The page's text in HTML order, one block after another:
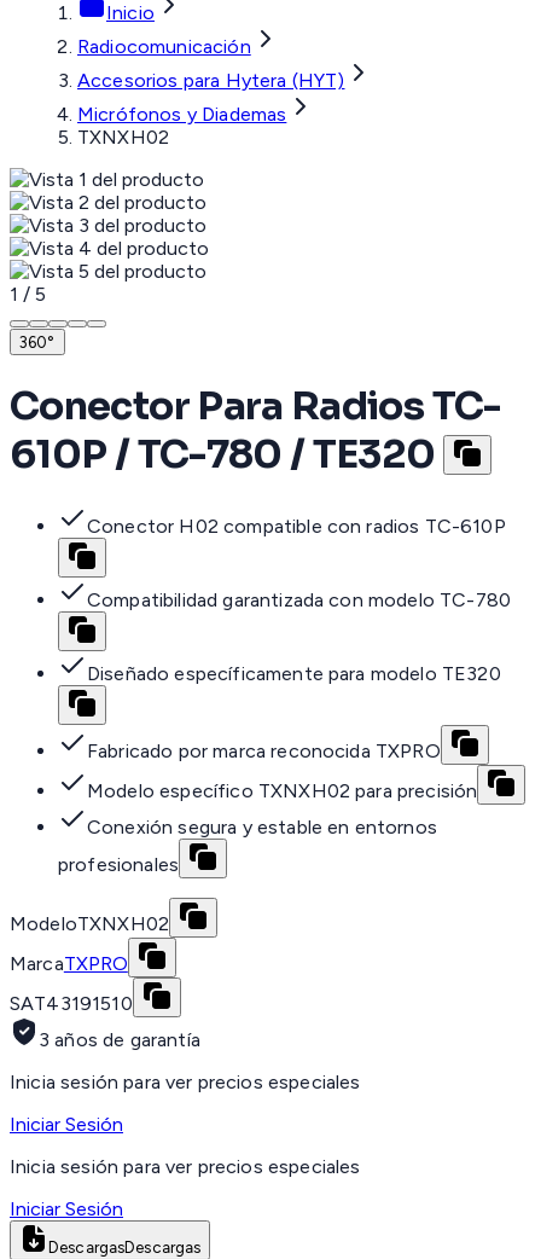
Inicio
Radiocomunicación
Accesorios para Hytera (HYT)
Micrófonos y Diademas
TXNXH02
1 / 5
360°
Conector Para Radios TC-
610P / TC-780 / TE320
Conector H02 compatible con radios TC-610P
Compatibilidad garantizada con modelo TC-780
Diseñado específicamente para modelo TE320
Fabricado por marca reconocida TXPRO
Modelo específico TXNXH02 para precisión
Conexión segura y estable en entornos
profesionales
ModeloTXNXH02
MarcaTXPRO
SAT43191510
3 años de garantía
Inicia sesión para ver precios especiales
Iniciar Sesión
Inicia sesión para ver precios especiales
Iniciar Sesión
DescargasDescargas